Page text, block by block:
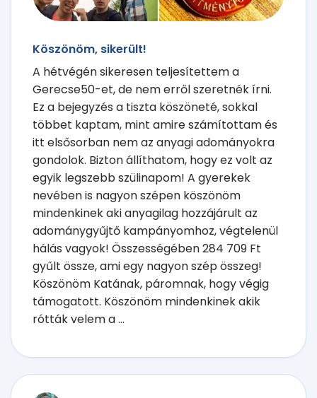
Köszönöm, sikerült!
A hétvégén sikeresen teljesítettem a
Gerecse50-et, de nem erről szeretnék írni.
Ez a bejegyzés a tiszta köszöneté, sokkal
többet kaptam, mint amire számítottam és
itt elsősorban nem az anyagi adományokra
gondolok. Bizton állíthatom, hogy ez volt az
egyik legszebb szülinapom! A gyerekek
nevében is nagyon szépen köszönöm
mindenkinek aki anyagilag hozzájárult az
adománygyűjtő kampányomhoz, végtelenül
hálás vagyok! Összességében 284 709 Ft
gyűlt össze, ami egy nagyon szép összeg!
Köszönöm Katának, páromnak, hogy végig
támogatott. Köszönöm mindenkinek akik
rótták velem a ...